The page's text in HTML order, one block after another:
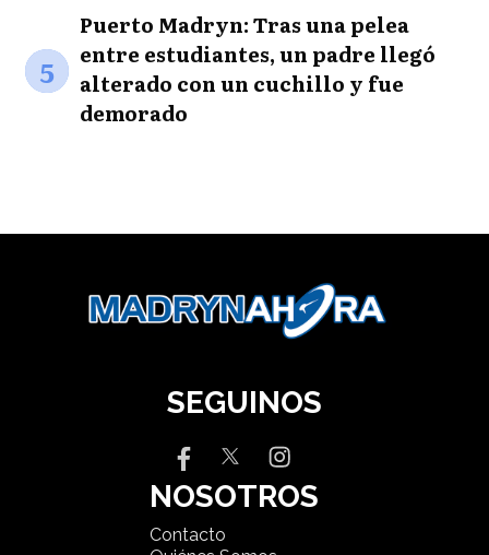
5
Puerto Madryn: Tras una pelea
entre estudiantes, un padre llegó
alterado con un cuchillo y fue
demorado
SEGUINOS
NOSOTROS
Contacto